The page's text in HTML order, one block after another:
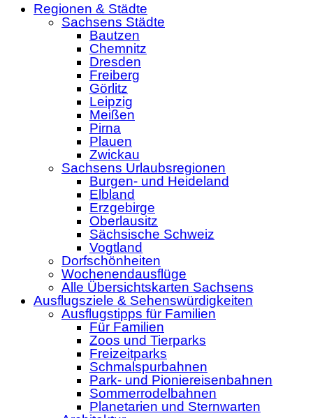
Regionen & Städte
Sachsens Städte
Bautzen
Chemnitz
Dresden
Freiberg
Görlitz
Leipzig
Meißen
Pirna
Plauen
Zwickau
Sachsens Urlaubsregionen
Burgen- und Heideland
Elbland
Erzgebirge
Oberlausitz
Sächsische Schweiz
Vogtland
Dorfschönheiten
Wochenendausflüge
Alle Übersichtskarten Sachsens
Ausflugsziele & Sehenswürdigkeiten
Ausflugstipps für Familien
Für Familien
Zoos und Tierparks
Freizeitparks
Schmalspurbahnen
Park- und Pioniereisenbahnen
Sommerrodelbahnen
Planetarien und Sternwarten